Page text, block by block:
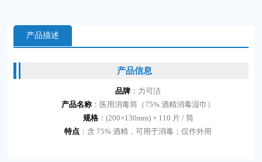
产品描述
产品信息
品牌 ：力可洁
产品名称 ：医用消毒筒（75% 酒精消毒湿巾）
规格：(200×130mm) × 110 片 / 筒
特点 ：含 75% 酒精，可用于消毒；仅作外用